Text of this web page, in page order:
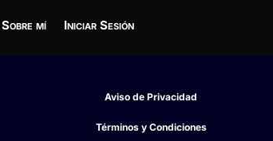
Sobre mí Iniciar Sesión
Aviso de Privacidad
Términos y Condiciones